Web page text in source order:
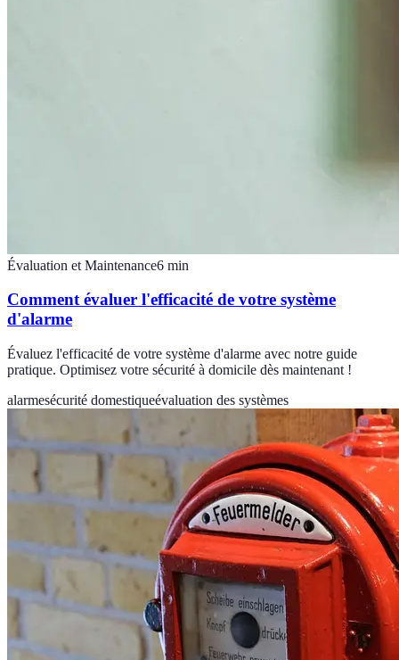
Évaluation et Maintenance6 min
Comment évaluer l'efficacité de votre système
d'alarme
Évaluez l'efficacité de votre système d'alarme avec notre guide
pratique. Optimisez votre sécurité à domicile dès maintenant !
alarmesécurité domestiqueévaluation des systèmes